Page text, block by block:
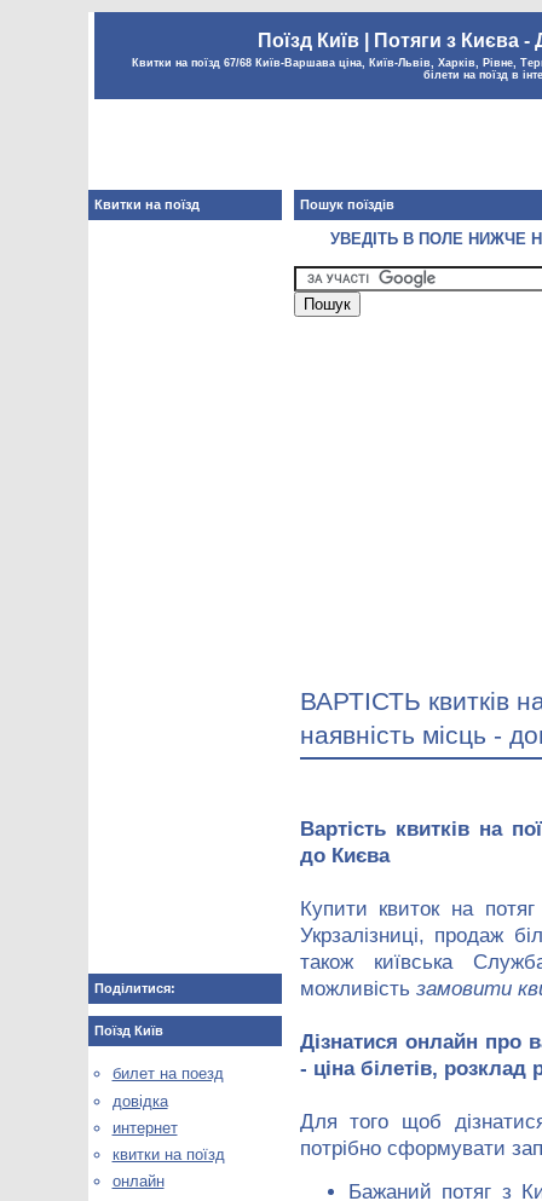
Поїзд Київ | Потяги з Києва -
Квитки на поїзд 67/68 Київ-Варшава ціна, Київ-Львів, Харків, Рівне,
білети на поїзд в
Пошук поїздів
УВЕДІТЬ В ПОЛЕ НИЖЧЕ
ВАРТІСТЬ квитків
наявність місць -
Вартість квитків на
до Києва
Купити квиток на
Укрзалізниці, продаж
також київська
можливість замовити
Дізнатися онлайн про
- ціна білетів, розклад
Для того щоб
потрібно сформувати
Бажаний потяг з
Квитки на поїзд
Поділитися:
Поїзд Київ
билет на поезд
довідка
интернет
квитки на поїзд
онлайн